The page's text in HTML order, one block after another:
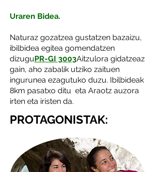
Uraren Bidea.
Naturaz gozatzea gustatzen bazaizu,
ibilbidea egitea gomendatzen
dizuguPR-GI 3003Aitzulora gidatzeaz
gain, aho zabalik utziko zaituen
ingurunea ezagutuko duzu. Ibilbideak
8km pasatxo ditu eta Araotz auzora
irten eta iristen da.
PROTAGONISTAK: